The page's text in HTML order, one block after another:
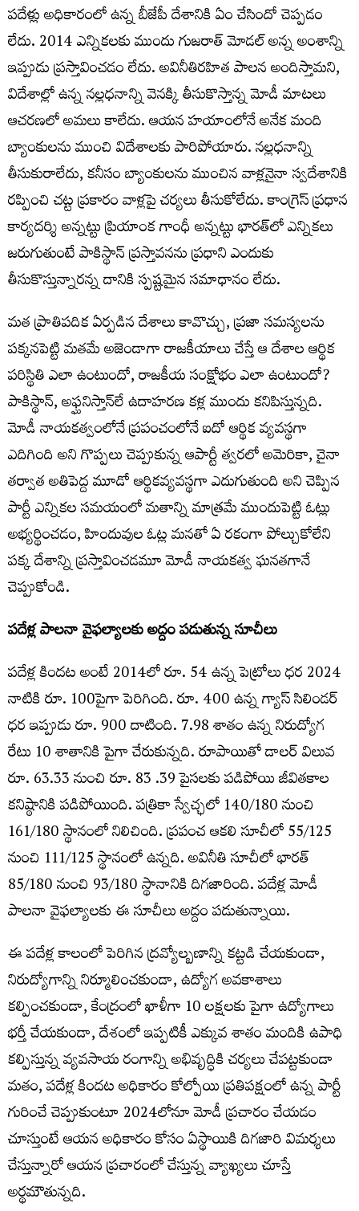
పదేళ్లు అధికారంలో ఉన్న బీజేపీ దేశానికి ఏం చేసిందో చెప్పడం
లేదు. 2014 ఎన్నికలకు ముందు గుజరాత్‌ మోడల్‌ అన్న అంశాన్ని
ఇప్పుడు ప్రస్తావించడం లేదు. అవినీతిరహిత పాలన అందిస్తామని,
విదేశాల్లో ఉన్న నల్లధనాన్ని వెనక్కి తీసుకొస్తాన్న మోడీ మాటలు
ఆచరణలో అమలు కాలేదు. ఆయన హయాంలోనే అనేక మంది
బ్యాంకులను ముంచి విదేశాలకు పారిపోయారు. నల్లధనాన్ని
తీసుకురాలేదు, కనీసం బ్యాంకులను ముంచిన వాళ్లనైనా స్వదేశానికి
రప్పించి చట్ట ప్రకారం వాళ్లపై చర్యలు తీసుకోలేదు. కాంగ్రెస్‌ ప్రధాన
కార్యదర్శి అన్నట్టు ప్రియాంక గాంధీ అన్నట్టు భారత్‌లో ఎన్నికలు
జరుగుతుంటే పాకిస్థాన్‌ ప్రస్తావనను ప్రధాని ఎందుకు
తీసుకొస్తున్నారన్న దానికి స్పష్టమైన సమాధానం లేదు.
మత ప్రాతిపదిక ఏర్పడిన దేశాలు కావొచ్చు, ప్రజా సమస్యలను
పక్కనపెట్టి మతమే అజెండాగా రాజకీయాలు చేస్తే ఆ దేశాల ఆర్థిక
పరిస్థితి ఎలా ఉంటుందో, రాజకీయ సంక్షోభం ఎలా ఉంటుందో?
పాకిస్థాన్‌, అఫ్ఘనిస్తాన్‌లే ఉదాహరణ కళ్ల ముందు కనిపిస్తున్నది.
మోడీ నాయకత్వంలోనే ప్రపంచంలోనే ఐదో ఆర్థిక వ్యవస్థగా
ఎదిగింది అని గొప్పలు చెప్పుకున్న ఆపార్టీ త్వరలో అమెరికా, చైనా
తర్వాత అతిపెద్ద మూడో ఆర్థికవ్యవస్థగా ఎదుగుతుంది అని చెప్పిన
పార్టీ ఎన్నికల సమయంలో మతాన్ని మాత్రమే ముందుపెట్టి ఓట్లు
అభ్యర్థించడం, హిందువుల ఓట్ల మనతో ఏ రకంగా పోల్చుకోలేని
పక్క దేశాన్ని ప్రస్తావించడమూ మోడీ నాయకత్వ ఘనతగానే
చెప్పుకోండి.
పదేళ్ల పాలనా వైఫల్యాలకు అద్దం పడుతున్న సూచీలు
పదేళ్ల కిందట అంటే 2014లో రూ. 54 ఉన్న పెట్రోలు ధర 2024
నాటికి రూ. 100పైగా పెరిగింది. రూ. 400 ఉన్న గ్యాస్‌ సిలిండర్‌
ధర ఇప్పుడు రూ. 900 దాటింది. 7.98 శాతం ఉన్న నిరుద్యోగ
రేటు 10 శాతానికి పైగా చేరుకున్నది. రూపాయితో డాలర్‌ విలువ
రూ. 63.33 నుంచి రూ. 83 .39 పైసలకు పడిపోయి జీవితకాల
కనిష్ఠానికి పడిపోయింది. పత్రికా స్వేచ్ఛలో 140/180 నుంచి
161/180 స్థానంలో నిలిచింది. ప్రపంచ ఆకలి సూచీలో 55/125
నుంచి 111/125 స్థానంలో ఉన్నది. అవినీతి సూచీలో భారత్‌
85/180 నుంచి 93/180 స్థానానికి దిగజారింది. పదేళ్ల మోడీ
పాలనా వైఫల్యాలకు ఈ సూచీలు అద్దం పడుతున్నాయి.
ఈ పదేళ్ల కాలంలో పెరిగిన ద్రవ్యోల్బణాన్ని కట్టడి చేయకుండా,
నిరుద్యోగాన్ని నిర్మూలించకుండా, ఉద్యోగ అవకాశాలు
కల్పించకుండా, కేంద్రంలో ఖాళీగా 10 లక్షలకు పైగా ఉద్యోగాలు
భర్తీ చేయకుండా, దేశంలో ఇప్పటికీ ఎక్కువ శాతం మందికి ఉపాధి
కల్పిస్తున్న వ్యవసాయ రంగాన్ని అభివృద్ధికి చర్యలు చేపట్టకుండా
మతం, పదేళ్ల కిందట అధికారం కోల్పోయి ప్రతిపక్షంలో ఉన్న పార్టీ
గురించే చెప్పుకుంటూ 2024లోనూ మోడీ ప్రచారం చేయడం
చూస్తుంటే ఆయన అధికారం కోసం ఏస్థాయికి దిగజారి విమర్శలు
చేస్తున్నారో ఆయన ప్రచారంలో చేస్తున్న వ్యాఖ్యలు చూస్తే
అర్థమౌతున్నది.